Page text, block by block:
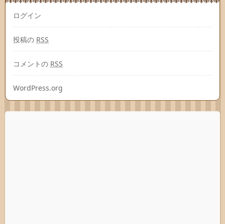
ログイン
投稿の RSS
コメントの RSS
WordPress.org